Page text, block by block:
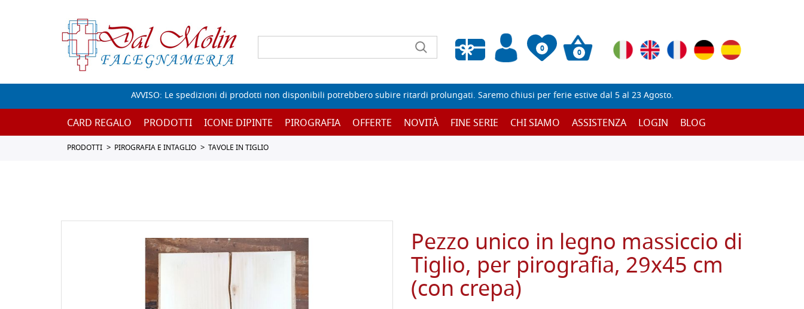
0
Wishlist vuota
0
AVVISO: Le spedizioni di prodotti non disponibili potrebbero subire ritardi prolungati. Saremo chiusi per ferie estive dal 5 al 23 Agosto.
CARD REGALO PRODOTTI ICONE DIPINTE PIROGRAFIA OFFERTE NOVITÀ FINE SERIE CHI SIAMO ASSISTENZA LOGIN BLOG
PRODOTTI PIROGRAFIA E INTAGLIO TAVOLE IN TIGLIO
Pezzo unico in legno massiccio di
Tiglio, per pirografia, 29x45 cm
(con crepa)